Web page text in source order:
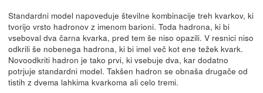
Standardni model napoveduje številne kombinacije treh kvarkov, ki
tvorijo vrsto hadronov z imenom barioni. Toda hadrona, ki bi
vseboval dva čarna kvarka, pred tem še niso opazili. V resnici niso
odkrili še nobenega hadrona, ki bi imel več kot ene težek kvark.
Novoodkriti hadron je tako prvi, ki vsebuje dva, kar dodatno
potrjuje standardni model. Takšen hadron se obnaša drugače od
tistih z dvema lahkima kvarkoma ali celo tremi.